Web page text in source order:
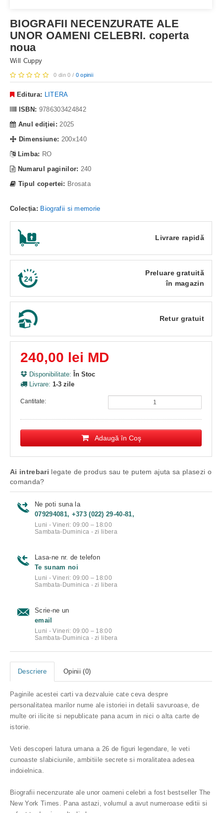
BIOGRAFII NECENZURATE ALE
UNOR OAMENI CELEBRI. coperta
noua
Will Cuppy
0 din 0 / 0 opinii
Editura: LITERA
ISBN: 9786303424842
Anul ediţiei: 2025
Dimensiune: 200x140
Limba: RO
Numarul paginilor: 240
Tipul copertei: Brosata
Colecția: Biografii si memorie
Livrare rapidă
Preluare gratuită
în magazin
Retur gratuit
240,00 lei MD
Disponibilitate: În Stoc
Livrare: 1-3 zile
Cantitate:
Adaugă în Coş
Ai intrebari legate de produs sau te putem ajuta sa plasezi o
comanda?
Ne poti suna la
079294081, +373 (022) 29-40-81,
Luni - Vineri: 09:00 – 18:00
Sambata-Duminica - zi libera
Lasa-ne nr. de telefon
Te sunam noi
Luni - Vineri: 09:00 – 18:00
Sambata-Duminica - zi libera
Scrie-ne un
email
Luni - Vineri: 09:00 – 18:00
Sambata-Duminica - zi libera
Descriere Opinii (0)
Paginile acestei carti va dezvaluie cate ceva despre
personalitatea marilor nume ale istoriei in detalii savuroase, de
multe ori ilicite si nepublicate pana acum in nici o alta carte de
istorie.
Veti descoperi latura umana a 26 de figuri legendare, le veti
cunoaste slabiciunile, ambitiile secrete si moralitatea adesea
indoielnica.
Biografii necenzurate ale unor oameni celebri a fost bestseller The
New York Times. Pana astazi, volumul a avut numeroase editii si